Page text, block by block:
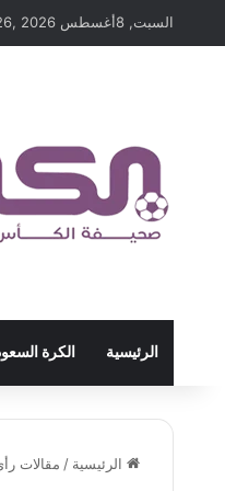
السبت, 8أغسطس 2026 ,6:26 مساءً
الرئيسية الكرة
الرئيسية / مقالات